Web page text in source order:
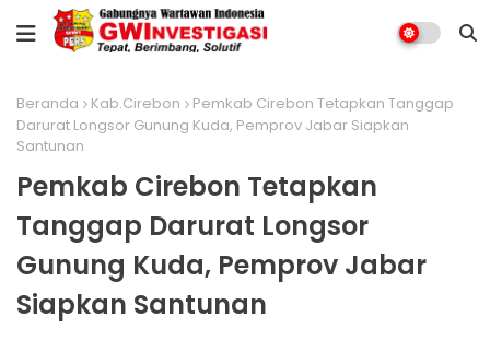
Beranda Kab.Cirebon
Pemkab Cirebon Tetapkan Tanggap
Darurat Longsor Gunung Kuda, Pemprov Jabar Siapkan
Santunan
Pemkab Cirebon Tetapkan
Tanggap Darurat Longsor
Gunung Kuda, Pemprov Jabar
Siapkan Santunan